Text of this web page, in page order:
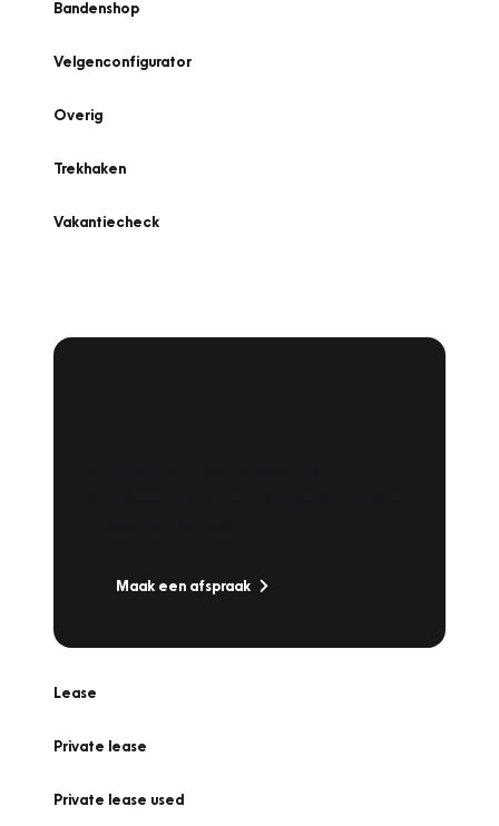
Bandenshop
Velgenconfigurator
Overig
Trekhaken
Vakantiecheck
Maak een afspraak
Lease
Private lease
Private lease used